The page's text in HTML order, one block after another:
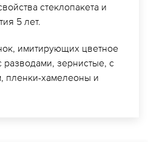
стеклопакета и
5 лет.
имитирующих цветное
разводами, зернистые, с
пленки-хамелеоны и